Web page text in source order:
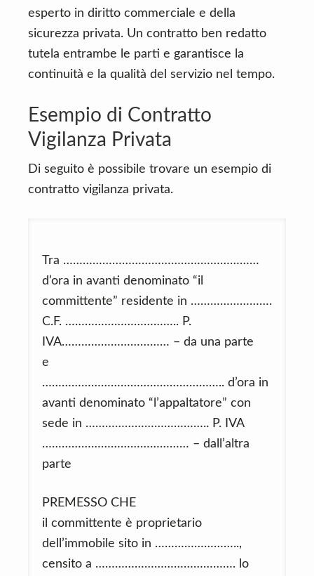
esperto in diritto commerciale e della
sicurezza privata. Un contratto ben redatto
tutela entrambe le parti e garantisce la
continuità e la qualità del servizio nel tempo.
Esempio di Contratto
Vigilanza Privata
Di seguito è possibile trovare un esempio di
contratto vigilanza privata.
Tra ……………………………………………………
d’ora in avanti denominato “il
committente” residente in …………………….
C.F. …………………………….. P.
IVA…………………………… – da una parte
e
……………………………………………….. d’ora in
avanti denominato “l’appaltatore” con
sede in ……………………………….. P. IVA
……………………………………… – dall’altra
parte
PREMESSO CHE
il committente è proprietario
dell’immobile sito in ……………………..,
censito a ……………………………………. lo